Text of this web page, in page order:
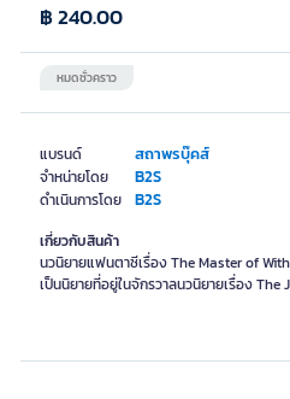
แบรนด์ สถาพรบุ๊คส์
จำหน่ายโดย B2S
ดำเนินการโดย B2S
หมดชั่วคราว
฿ 240.00
เกี่ยวกับสินค้า
นวนิยายแฟนตาซีเรื่อง The Master of
เป็นนิยายที่อยู่ในจักรวาลนวนิยายเรื่อง